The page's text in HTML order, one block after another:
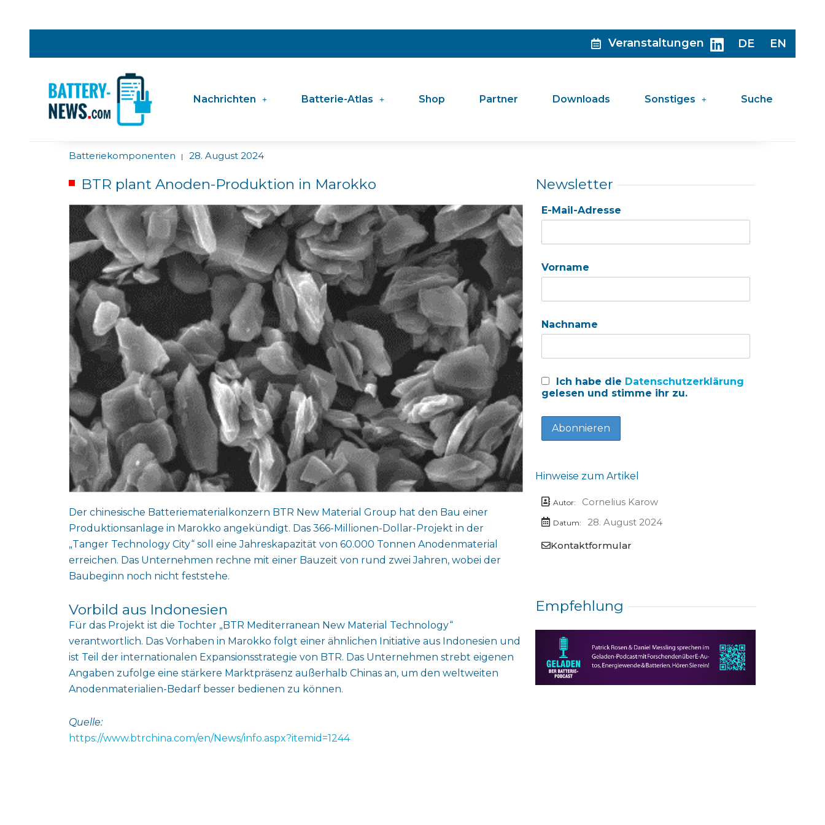
Veranstaltungen DE EN
Nachrichten Batterie-Atlas Shop Partner Downloads Sonstiges Suche
Batteriekomponenten | 28. August 2024
BTR plant Anoden-Produktion in Marokko
Der chinesische Batteriematerialkonzern BTR New Material Group hat den Bau einer
Produktionsanlage in Marokko angekündigt. Das 366-Millionen-Dollar-Projekt in der
„Tanger Technology City“ soll eine Jahreskapazität von 60.000 Tonnen Anodenmaterial
erreichen. Das Unternehmen rechne mit einer Bauzeit von rund zwei Jahren, wobei der
Baubeginn noch nicht feststehe.
Vorbild aus Indonesien
Für das Projekt ist die Tochter „BTR Mediterranean New Material Technology“
verantwortlich. Das Vorhaben in Marokko folgt einer ähnlichen Initiative aus Indonesien und
ist Teil der internationalen Expansionsstrategie von BTR. Das Unternehmen strebt eigenen
Angaben zufolge eine stärkere Marktpräsenz außerhalb Chinas an, um den weltweiten
Anodenmaterialien-Bedarf besser bedienen zu können.
Quelle:
https://www.btrchina.com/en/News/info.aspx?itemid=1244
Newsletter
E-Mail-Adresse
Vorname
Nachname
Ich habe die Datenschutzerklärung
gelesen und stimme ihr zu.
Hinweise zum Artikel
Autor: Cornelius Karow
Datum:
28. August 2024
Kontaktformular
Empfehlung